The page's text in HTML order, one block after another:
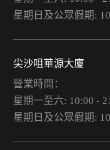
星期日及公眾假期:
尖沙咀華源大廈
營業時間：
星期一至六: 10:00 -
星期日及公眾假期: